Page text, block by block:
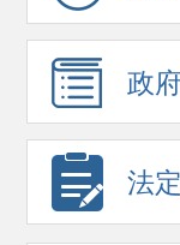
政
法